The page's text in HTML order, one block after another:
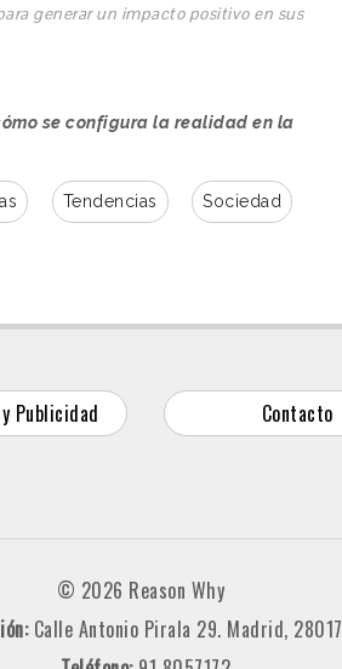
generar un impacto positivo en sus
se configura la realidad en la
Tendencias Sociedad
Publicidad Contacto
© 2026 Reason Why
Calle Antonio Pirala 29. Madrid, 28017